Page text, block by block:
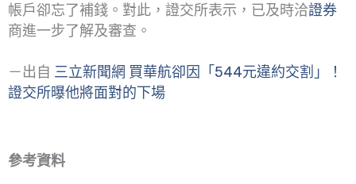
帳戶卻忘了補錢。對此，證交所表示，已及時洽證券
商進一步了解及審查。
－出自 三立新聞網 買華航卻因「544元違約交割」！
證交所曝他將面對的下場
參考資料